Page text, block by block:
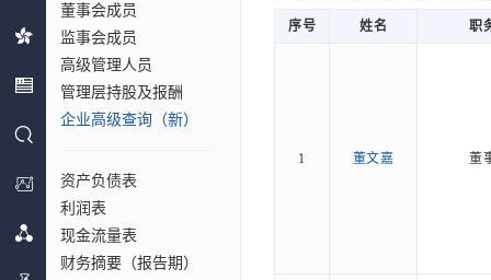
董事会成员
监事会成员
高级管理人员
管理层持股及报酬
企业高级查询（新）
资产负债表
利润表
现金流量表
财务摘要（报告期）
序号 姓名 职
1 董文嘉 董